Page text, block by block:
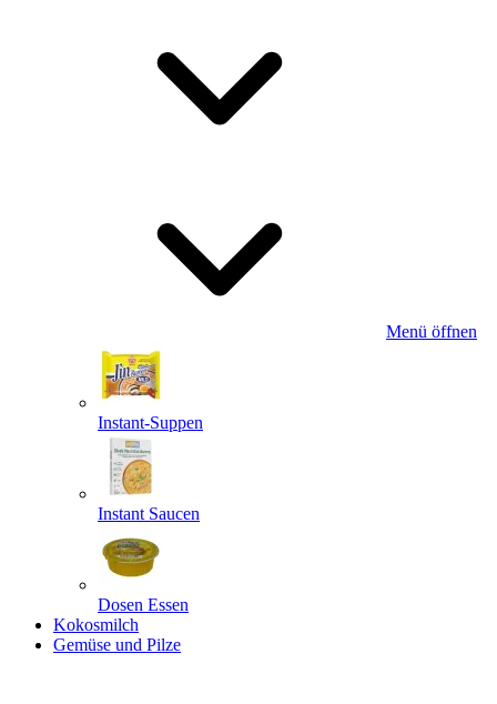
Menü öffnen
Instant-Suppen
Instant Saucen
Dosen Essen
Kokosmilch
Gemüse und Pilze